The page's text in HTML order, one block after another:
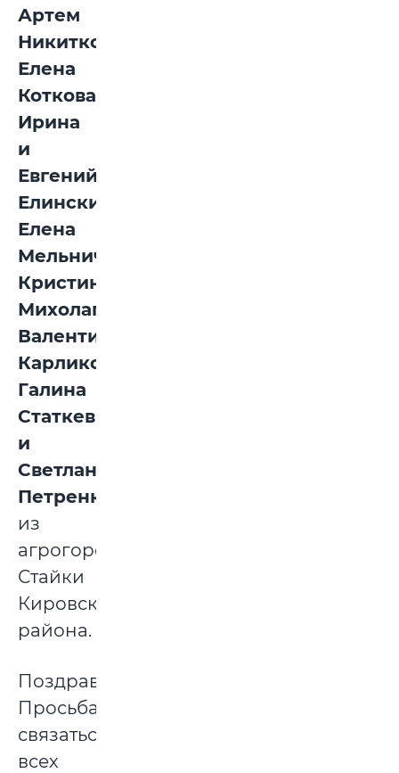
Артем
Никитко,
Елена
Коткова,
Ирина
и
Евгений
Елинские,
Елена
Мельниченко,
Кристина
Михолап,
Валентина
Карликова,
Галина
Статкевич
и
Светлана
Петренко
из
агрогородка
Стайки
Кировского
района.
Поздравляем!
Просьба
связаться
всех